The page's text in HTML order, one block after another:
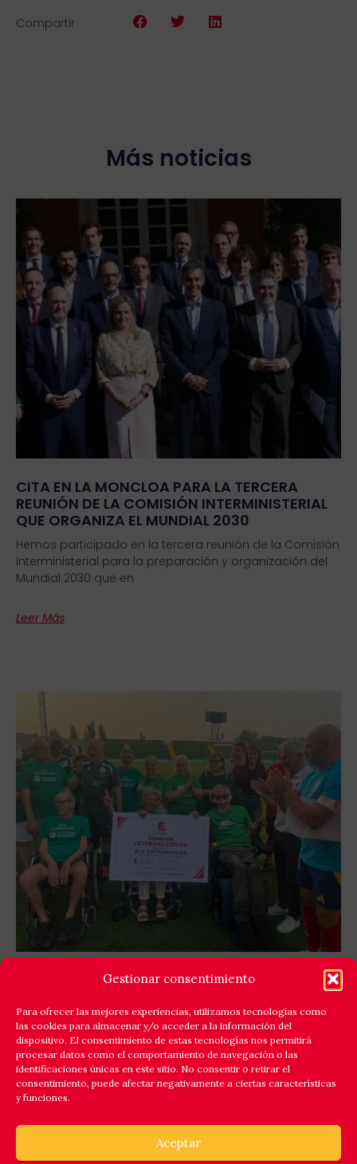
Gestionar consentimiento
Para ofrecer las mejores experiencias, utilizamos tecnologías como
las cookies para almacenar y/o acceder a la información del
dispositivo. El consentimiento de estas tecnologías nos permitirá
procesar datos como el comportamiento de navegación o las
identificaciones únicas en este sitio. No consentir o retirar el
consentimiento, puede afectar negativamente a ciertas características
y funciones.
Aceptar
Compartir
Más noticias
CITA EN LA MONCLOA PARA LA TERCERA
REUNIÓN DE LA COMISIÓN INTERMINISTERIAL
QUE ORGANIZA EL MUNDIAL 2030
Hemos participado en la tercera reunión de la Comisión
Interministerial para la preparación y organización del
Mundial 2030 que en
Leer Más
GOLES X LA ELA: LEYENDAS ESPAÑA Y EQUIPO
SOLIDARIDAD
Cáceres respondió a la llamada de la solidaridad y
reunió en el estadio Príncipe Felipe a un amplio elenco
de